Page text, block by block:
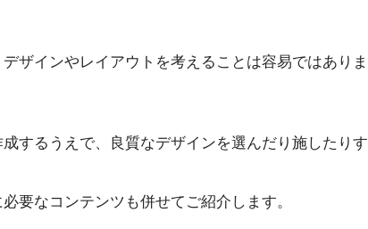
ザインやレイアウトを考えることは容易ではありま
するうえで、良質なデザインを選んだり施したりす
要なコンテンツも併せてご紹介します。